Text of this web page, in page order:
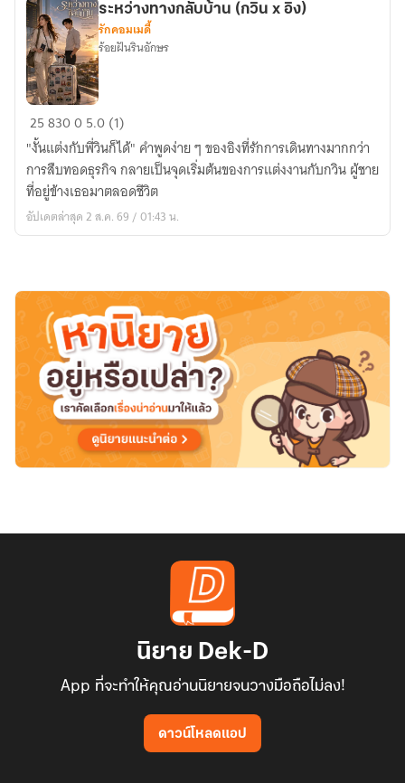
ระหว่าง
ทาง
กลับ
บ้าน
(กวิน
x
ระหว่างทางกลับบ้าน (กวิน x อิง)
รักคอมเมดี้
ร้อยฝันรินอักษร
2583005.0 (1)
"งั้นแต่งกับพี่วินก็ได้" คำพูดง่าย ๆ ของอิงที่รักการเดินทางมากกว่า
การสืบทอดธุรกิจ กลายเป็นจุดเริ่มต้นของการแต่งงานกับกวิน ผู้ชาย
ที่อยู่ข้างเธอมาตลอดชีวิต
อัปเดตล่าสุด 2 ส.ค. 69 / 01:43 น.
นิยาย Dek-D
App ที่จะทำให้คุณอ่านนิยายจนวางมือถือไม่ลง!
ดาวน์โหลดแอป